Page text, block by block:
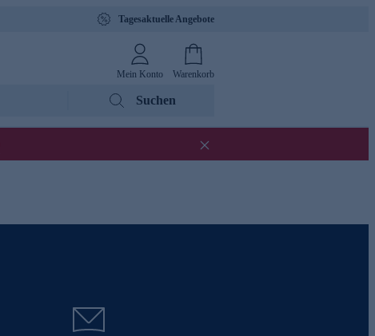
Tagesaktuelle Angebote
Mein Konto Warenkorb
Suchen